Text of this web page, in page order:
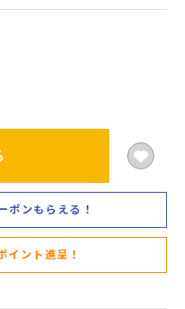
ポンもらえる！
イント進呈！